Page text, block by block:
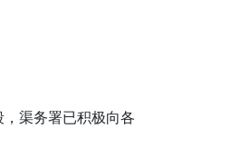
渠务署已积极向各